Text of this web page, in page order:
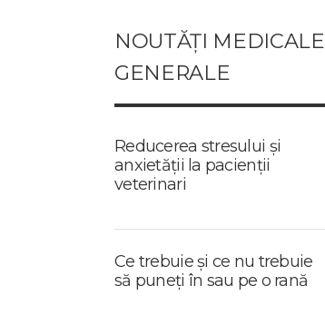
NOUTĂȚI MEDICALE
GENERALE
Reducerea stresului și
anxietății la pacienții
veterinari
Ce trebuie și ce nu trebuie
să puneți în sau pe o rană